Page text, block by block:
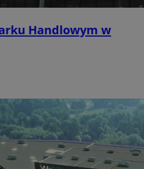
Handlowym w